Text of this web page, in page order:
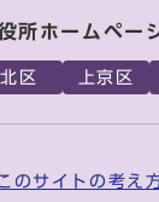
所ホームペー
北区 上京区
のサイトの考え